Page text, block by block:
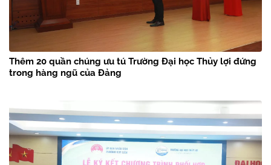
Thêm 20 quần chúng ưu tú Trường Đại học Thủy lợi đứng
trong hàng ngũ của Đảng